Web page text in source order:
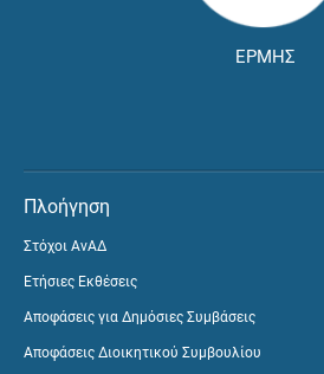
ΕΡΜΗΣ
Πλοήγηση
Στόχοι ΑνΑΔ
Ετήσιες Εκθέσεις
Αποφάσεις για Δημόσιες Συμβάσεις
Αποφάσεις Διοικητικού Συμβουλίου